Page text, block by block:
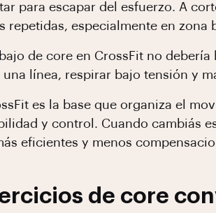
para escapar del esfuerzo. A
repetidas, especialmente en zona
de core en CrossFit no
una línea, respirar bajo tensión y
es la base que organiza el
y control. Cuando cambiás
eficientes y menos
de core